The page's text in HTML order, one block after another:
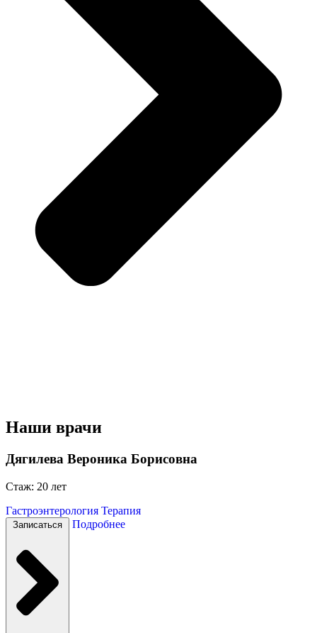
Наши врачи
Дягилева Вероника Борисовна
Стаж: 20 лет
Гастроэнтерология Терапия
Записаться Подробнее